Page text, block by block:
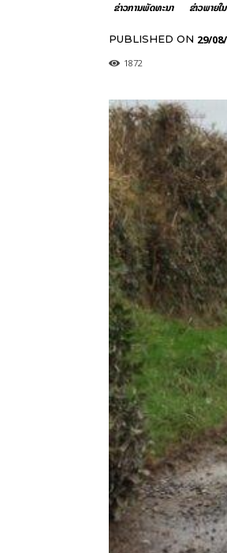
ຂ່າວການພັດທະນາ ຂ່າວພາຍ​ໃນ
PUBLISHED ON 29/
1872